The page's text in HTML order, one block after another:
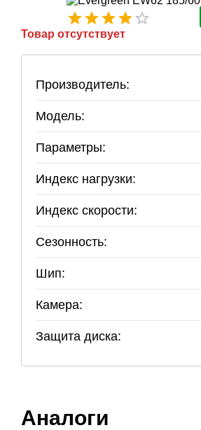
Товар отсутствует
Производитель:
Модель:
Параметры:
Индекс нагрузки:
Индекс скорости:
Сезонность:
Шип:
Камера:
Защита диска:
Аналоги